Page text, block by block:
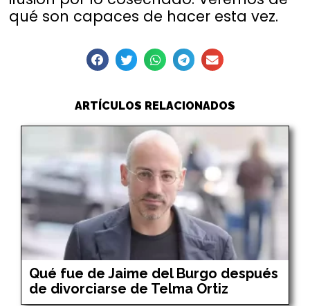
qué son capaces de hacer esta vez.
ARTÍCULOS RELACIONADOS
Qué fue de Jaime del Burgo después
de divorciarse de Telma Ortiz